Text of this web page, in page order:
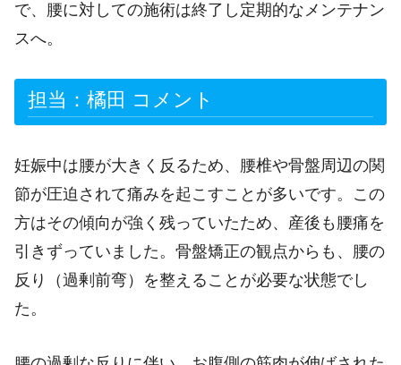
で、腰に対しての施術は終了し定期的なメンテナン
スへ。
担当：橘田 コメント
妊娠中は腰が大きく反るため、腰椎や骨盤周辺の関
節が圧迫されて痛みを起こすことが多いです。この
方はその傾向が強く残っていたため、産後も腰痛を
引きずっていました。骨盤矯正の観点からも、腰の
反り（過剰前弯）を整えることが必要な状態でし
た。